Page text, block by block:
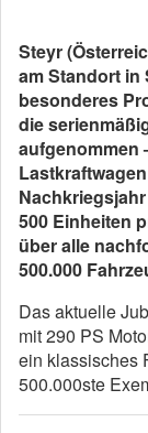
Steyr
am Standort in
besonderes
die
aufgenommen
500 Einheiten
über alle
500.000
Das aktuelle
mit 290 PS
ein klassisches
500.000ste